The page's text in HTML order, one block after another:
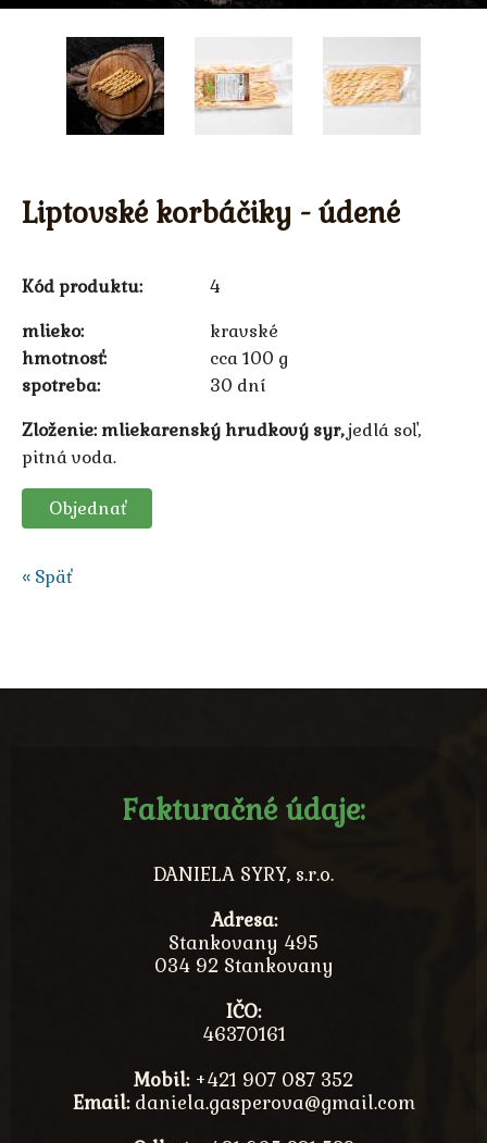
Liptovské korbáčiky - údené
Kód produktu: 4
Zloženie: mliekarenský hrudkový syr,jedlá soľ,
pitná voda.
mlieko
kravské
hmotnosť
cca 100 g
spotreba
30 dní
« Späť
Objednať
Fakturačné údaje:
DANIELA SYRY, s.r.o.
Adresa:
Stankovany 495
034 92 Stankovany
IČO:
46370161
Mobil:+421 907 087 352
Email:daniela.gasperova@gmail.com